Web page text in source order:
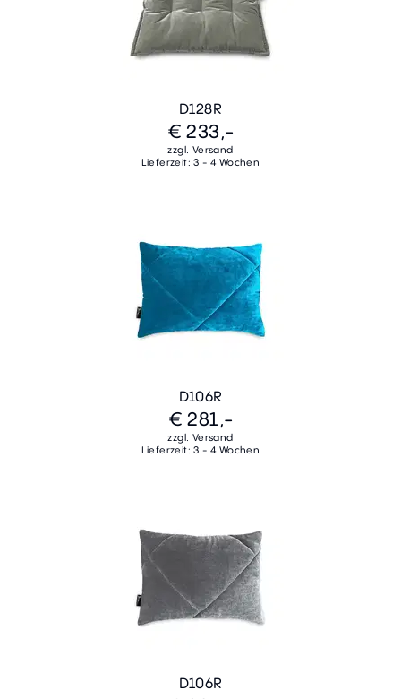
D128R
€ 233,-
zzgl. Versand
Lieferzeit: 3 - 4 Wochen
D106R
€ 281,-
zzgl. Versand
Lieferzeit: 3 - 4 Wochen
D106R